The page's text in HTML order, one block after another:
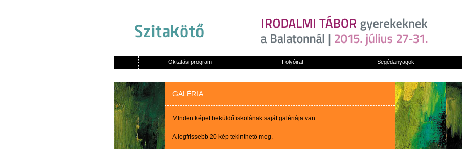
Oktatási program Folyóirat Segédanyagok
GALÉRIA
MInden képet beküldő iskolának saját galériája van.
A legfrissebb 20 kép tekinthető meg.